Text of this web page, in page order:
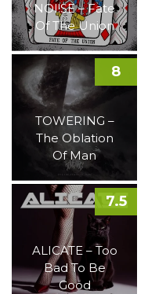
NOI!SE – Fate
Of The Union
TOWERING –
The Oblation
Of Man
8
ALICATE – Too
Bad To Be
Good
7.5